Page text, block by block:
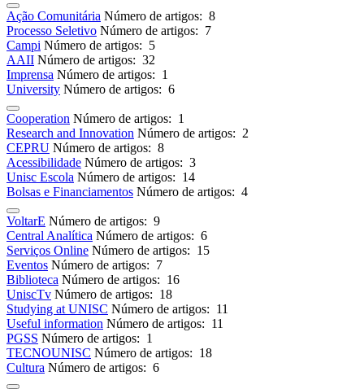
Ação Comunitária Número de artigos: 8
Processo Seletivo Número de artigos: 7
Campi Número de artigos: 5
AAII Número de artigos: 32
Imprensa Número de artigos: 1
University Número de artigos: 6
Cooperation Número de artigos: 1
Research and Innovation Número de artigos: 2
CEPRU Número de artigos: 8
Acessibilidade Número de artigos: 3
Unisc Escola Número de artigos: 14
Bolsas e Financiamentos Número de artigos: 4
VoltarE Número de artigos: 9
Central Analítica Número de artigos: 6
Serviços Online Número de artigos: 15
Eventos Número de artigos: 7
Biblioteca Número de artigos: 16
UniscTv Número de artigos: 18
Studying at UNISC Número de artigos: 11
Useful information Número de artigos: 11
PGSS Número de artigos: 1
TECNOUNISC Número de artigos: 18
Cultura Número de artigos: 6